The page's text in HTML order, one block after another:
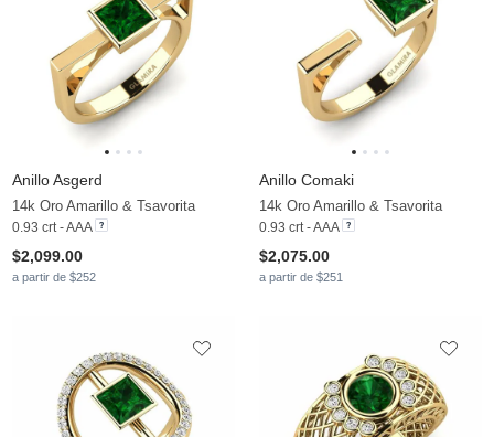
Anillo Asgerd
14k Oro Amarillo & Tsavorita
0.93 crt - AAA
$2,099.00
a partir de $252
Anillo Comaki
14k Oro Amarillo & Tsavorita
0.93 crt - AAA
$2,075.00
a partir de $251